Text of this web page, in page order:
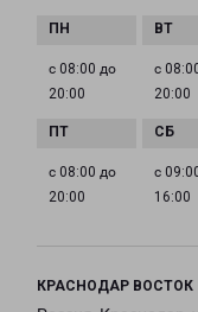
с 08:00 до
20:00
с
20:00
с 08:00 до
20:00
с
16:00
КРАСНОДАР ВОСТОК